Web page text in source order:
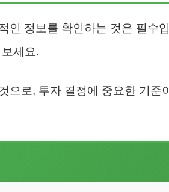
인 정보를 확인하는 것은 필수입
세요.
으로, 투자 결정에 중요한 기준이